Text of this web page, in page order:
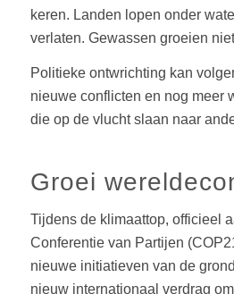
keren. Landen lopen onder
verlaten. Gewassen groeien niet
Politieke ontwrichting kan
nieuwe conflicten en nog meer
die op de vlucht slaan naar
Groei
Tijdens de klimaattop, officieel
Conferentie van Partijen
nieuwe initiatieven van de
nieuw internationaal verdrag